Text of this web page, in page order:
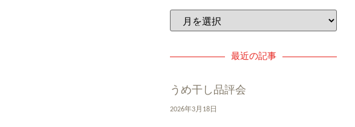
最近の記事
うめ干し品評会
2026年3月18日